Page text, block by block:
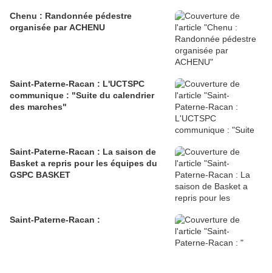
Chenu : Randonnée pédestre
organisée par ACHENU
Saint-Paterne-Racan : L'UCTSPC
communique : "Suite du calendrier
des marches"
Saint-Paterne-Racan : La saison de
Basket a repris pour les équipes du
GSPC BASKET
Saint-Paterne-Racan :